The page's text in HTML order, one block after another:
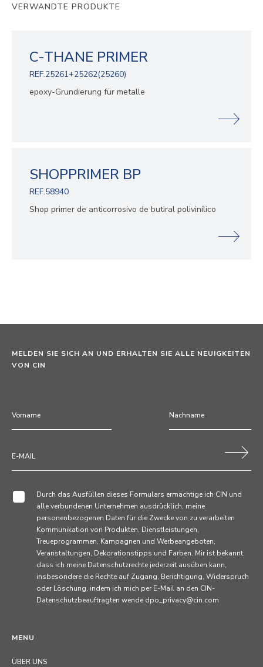
VERWANDTE PRODUKTE
C-THANE PRIMER
REF.25261+25262(25260)
epoxy-Grundierung für metalle
SHOPPRIMER BP
REF.58940
Shop primer de anticorrosivo de butiral polivinílico
MENU
ÜBER UNS
MELDEN SIE SICH AN UND ERHALTEN SIE ALLE NEUIGKEITEN
VON CIN
Durch das Ausfüllen dieses Formulars ermächtige ich CIN und
alle verbundenen Unternehmen ausdrücklich, meine
personenbezogenen Daten für die Zwecke von zu verarbeiten
Kommunikation von Produkten, Dienstleistungen,
Treueprogrammen, Kampagnen und Werbeangeboten,
Veranstaltungen, Dekorationstipps und Farben. Mir ist bekannt,
dass ich meine Datenschutzrechte jederzeit ausüben kann,
insbesondere die Rechte auf Zugang, Berichtigung, Widerspruch
oder Löschung, indem ich mich per E-Mail an den CIN-
Datenschutzbeauftragten wende dpo_privacy@cin.com